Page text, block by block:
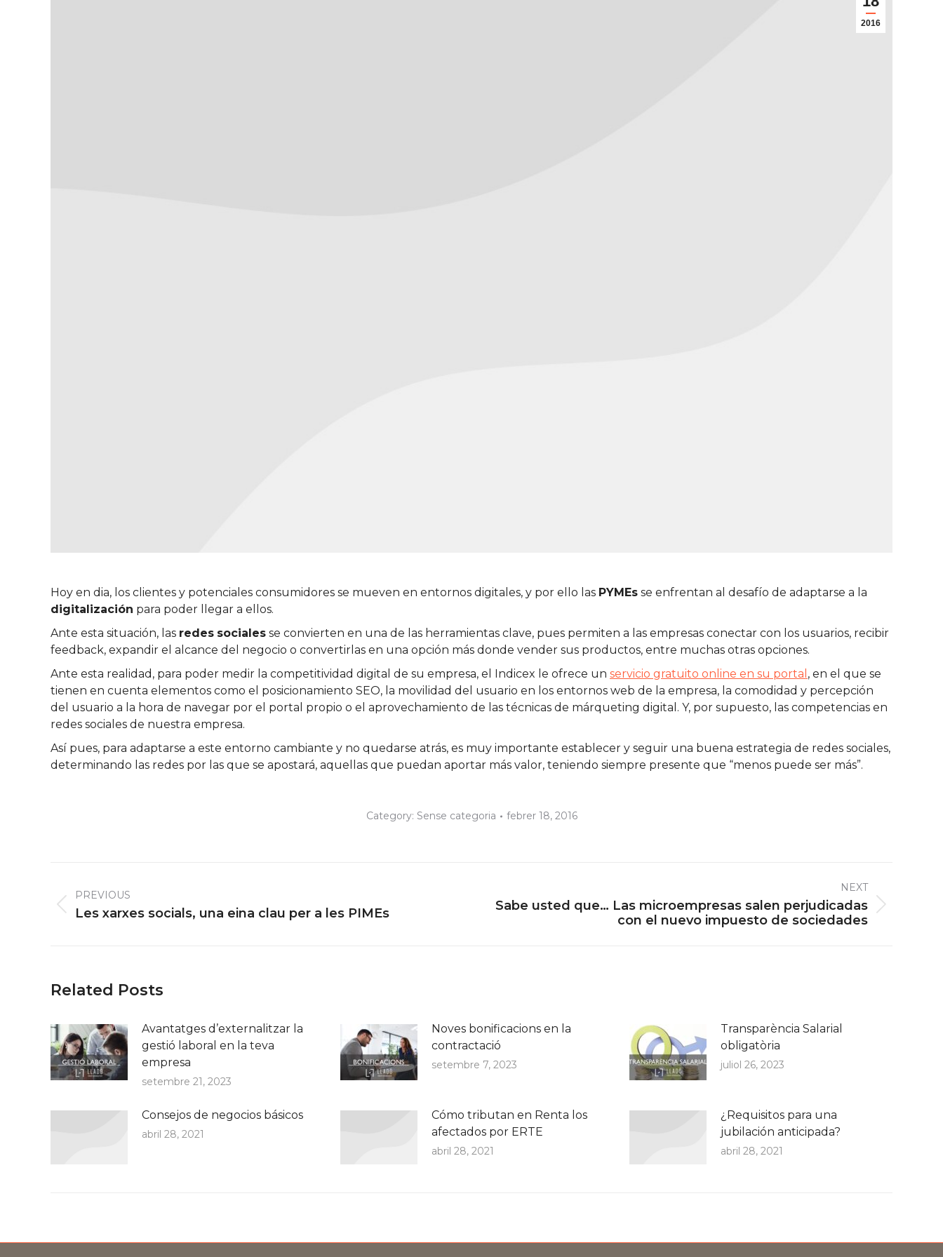
2016
Hoy en dia, los clientes y potenciales consumidores se mueven en entornos digitales, y por ello las PYMEs se enfrentan al desafío de adaptarse a la
digitalización para poder llegar a ellos.
Ante esta situación, las redes sociales se convierten en una de las herramientas clave, pues permiten a las empresas conectar con los usuarios, recibir
feedback, expandir el alcance del negocio o convertirlas en una opción más donde vender sus productos, entre muchas otras opciones.
Ante esta realidad, para poder medir la competitividad digital de su empresa, el Indicex le ofrece un servicio gratuito online en su portal , en el que se
tienen en cuenta elementos como el posicionamiento SEO, la movilidad del usuario en los entornos web de la empresa, la comodidad y percepción
del usuario a la hora de navegar por el portal propio o el aprovechamiento de las técnicas de márqueting digital. Y, por supuesto, las competencias en
redes sociales de nuestra empresa.
Así pues, para adaptarse a este entorno cambiante y no quedarse atrás, es muy importante establecer y seguir una buena estrategia de redes sociales,
determinando las redes por las que se apostará, aquellas que puedan aportar más valor, teniendo siempre presente que “menos puede ser más”.
Category: Sense categoria febrer 18, 2016
navigation
PREVIOUS
Previous
Les xarxes socials, una eina clau per a les PIMEs
NEXT
Next
Sabe usted que… Las microempresas salen perjudicadas
con el nuevo impuesto de sociedades
Related Posts
Avantatges d’externalitzar la
gestió laboral en la teva
empresa
setembre 21, 2023
Noves bonificacions en la
contractació
setembre 7, 2023
Transparència Salarial
obligatòria
juliol 26, 2023
Consejos de negocios básicos
abril 28, 2021
Cómo tributan en Renta los
afectados por ERTE
abril 28, 2021
¿Requisitos para una
jubilación anticipada?
abril 28, 2021